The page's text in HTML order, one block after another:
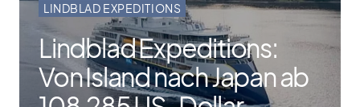
LINDBLAD EXPEDITIONS
Lindblad Expeditions:
Von Island nach Japan ab